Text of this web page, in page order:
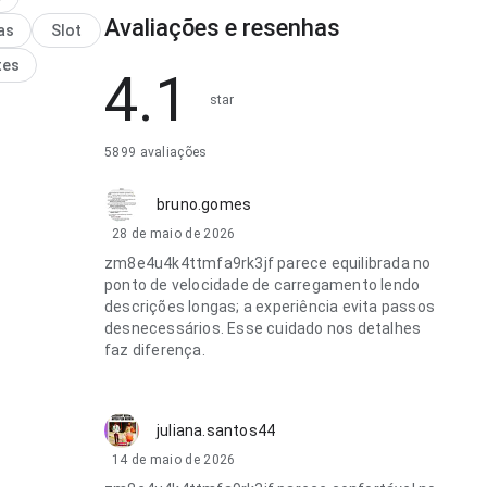
seções; a
deixa claro o
Isso
Slot
Avaliações e resenhas
4.1 star
5899 avaliações
bruno.gomes
28 de maio de 2026
zm8e4u4k4ttmfa9rk3jf parece equilibrada no
ponto de velocidade de carregamento lendo
descrições longas; a experiência evita passos
desnecessários. Esse cuidado nos detalhes
faz diferença.
juliana.santos44
14 de maio de 2026